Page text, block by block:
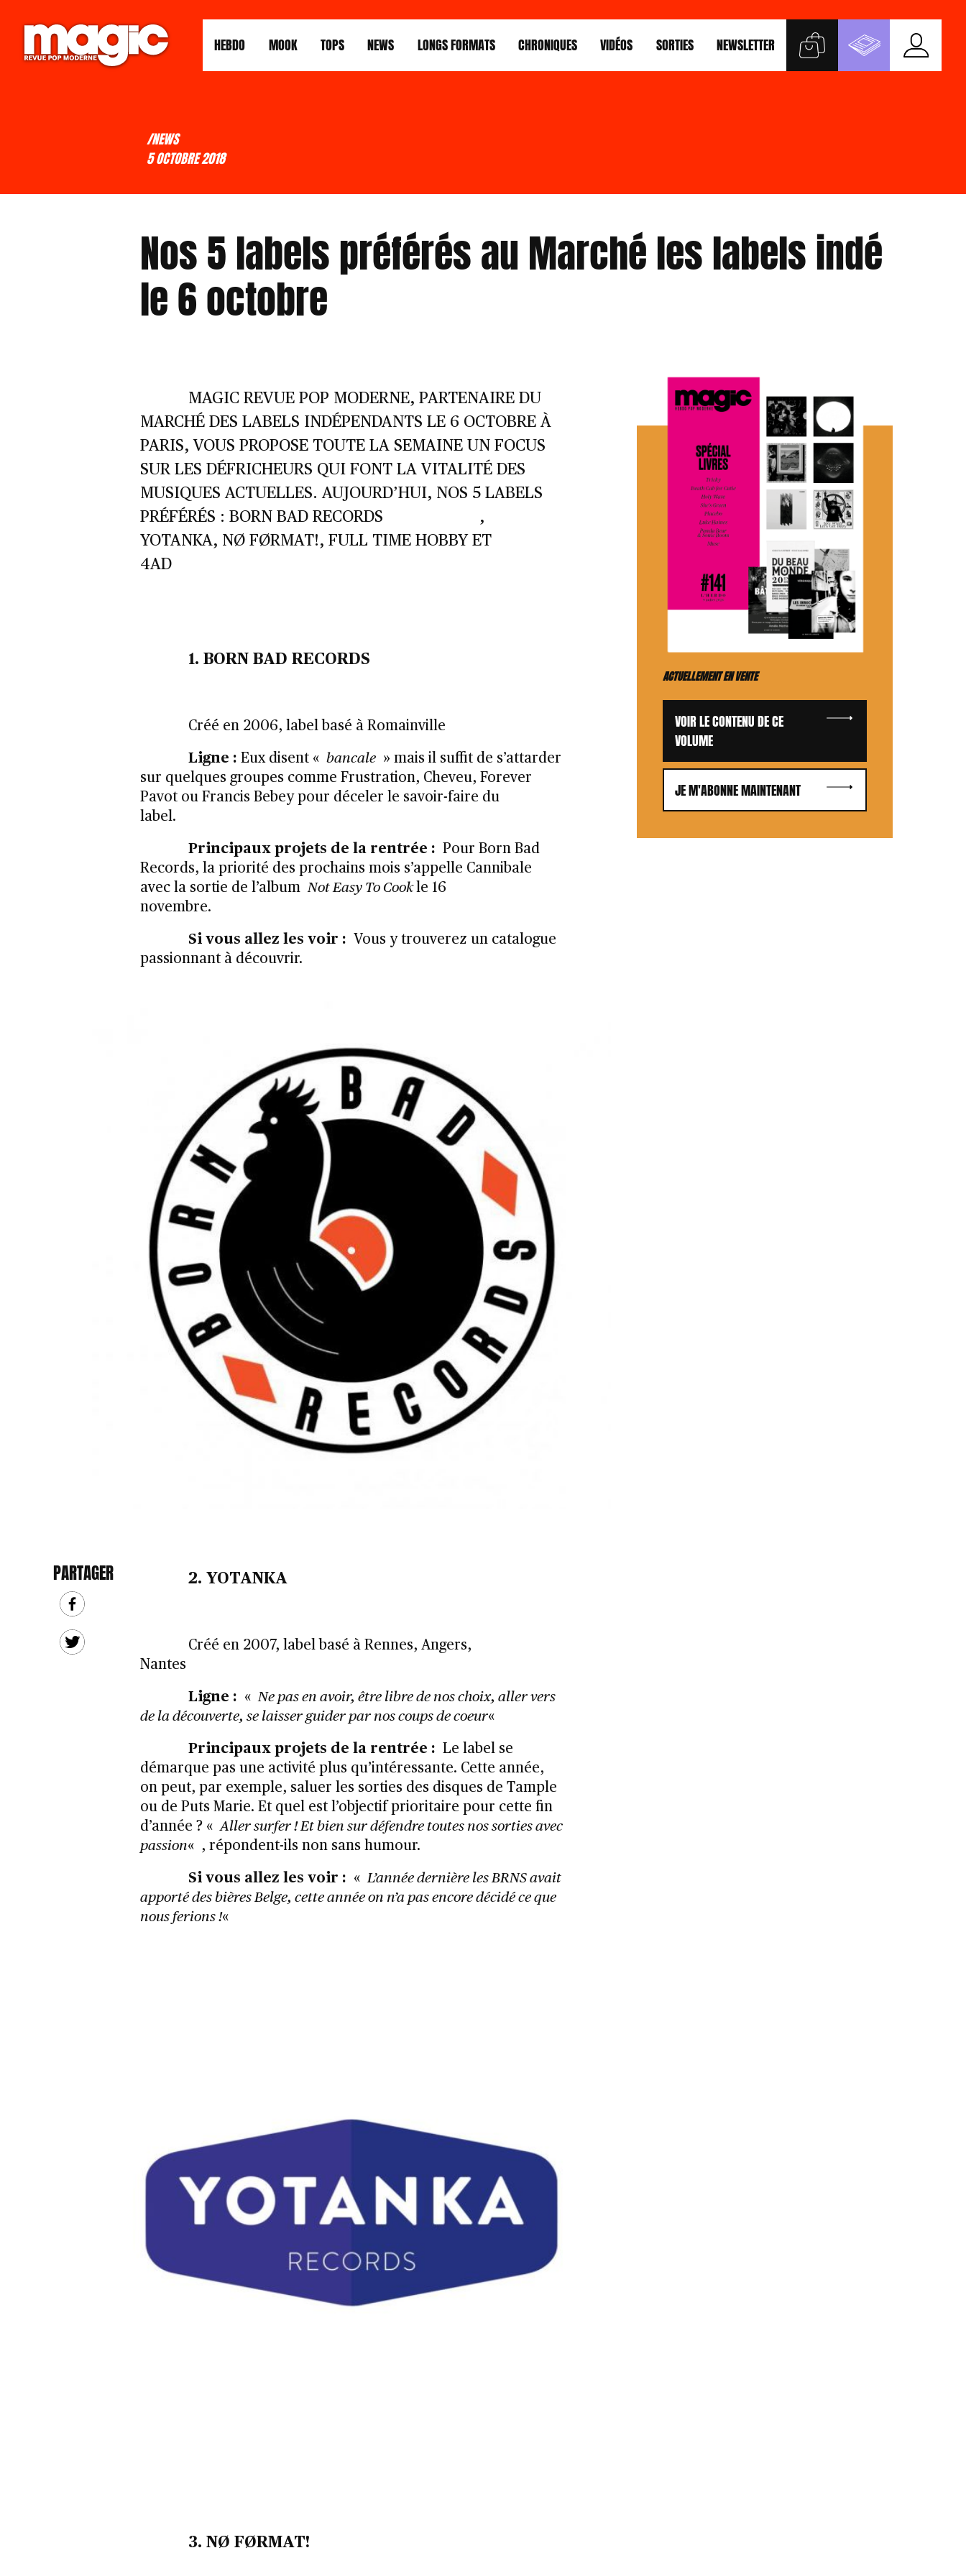
HEBDO MOOK TOPS NEWS LONGS FORMATS CHRONIQUES VIDÉOS SORTIES NEWSLETTER
/NEWS
5 OCTOBRE 2018
Nos 5 labels préférés au Marché les labels indé
le 6 octobre
PARTAGER
MAGIC REVUE POP MODERNE, PARTENAIRE DU
MARCHÉ DES LABELS INDÉPENDANTS LE 6 OCTOBRE À
PARIS, VOUS PROPOSE TOUTE LA SEMAINE UN FOCUS
SUR LES DÉFRICHEURS QUI FONT LA VITALITÉ DES
MUSIQUES ACTUELLES. AUJOURD’HUI, NOS 5 LABELS
PRÉFÉRÉS : BORN BAD RECORDS
,
YOTANKA, NØ FØRMAT!, FULL TIME HOBBY ET
4AD
1. BORN BAD RECORDS
Créé en 2006, label basé à Romainville
Ligne : Eux disent «bancale » mais il suffit de s’attarder
sur quelques groupes comme Frustration, Cheveu, Forever
Pavot ou Francis Bebey pour déceler le savoir-faire du
label.
Principaux projets de la rentrée : Pour Born Bad
Records, la priorité des prochains mois s’appelle Cannibale
avec la sortie de l’album Not Easy To Cook le 16
novembre.
Si vous allez les voir : Vous y trouverez un catalogue
passionnant à découvrir.
2. YOTANKA
Créé en 2007, label basé à Rennes, Angers,
Nantes
Ligne : « Ne pas en avoir, être libre de nos choix, aller vers
de la découverte, se laisser guider par nos coups de coeur«
Principaux projets de la rentrée :
Le label se
démarque pas une activité plus qu’intéressante. Cette année,
on peut, par exemple, saluer les sorties des disques de Tample
ou de Puts Marie. Et quel est l’objectif prioritaire pour cette fin
d’année ? « Aller surfer ! Et bien sur défendre toutes nos sorties avec
passion« , répondent-ils non sans humour.
Si vous allez les voir : « L’année dernière les BRNS avait
apporté des bières Belge, cette année on n’a pas encore décidé ce que
nous ferions !«
3. NØ FØRMAT!
ACTUELLEMENT EN VENTE
VOIR LE CONTENU DE CE
VOLUME
JE M'ABONNE MAINTENANT